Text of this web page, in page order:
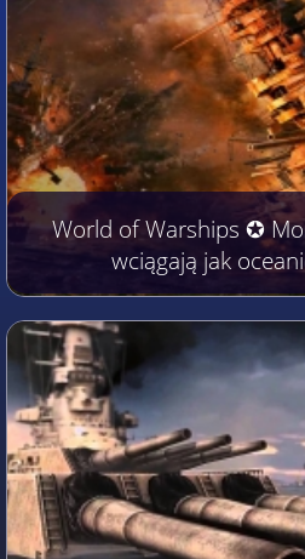
World of Warships ✪
wciągają jak